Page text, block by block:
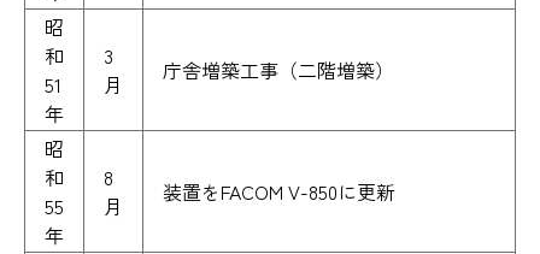
昭
和
51
年
3
月
庁舎増築工事（二階増築）
昭
和
55
年
8
月
装置をFACOM V-850に更新